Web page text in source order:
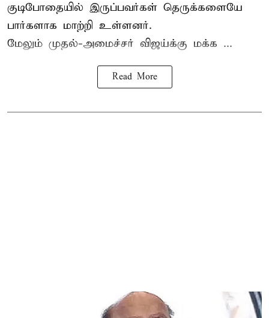
குடிபோதையில் இருப்பவர்கள் தெருக்களையே
பார்களாக மாற்றி உள்ளனர்.
மேலும் முதல்-அமைச்சர் விஜய்க்கு மக்க ...
Read More